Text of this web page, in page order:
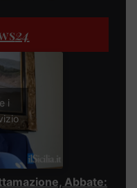
24
i
Abbate: